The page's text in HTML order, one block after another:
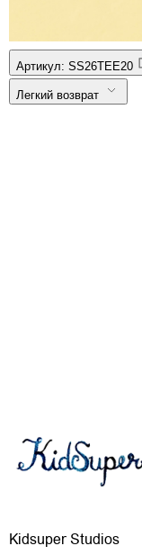
Артикул: SS26TEE20
Легкий возврат
Kidsuper Studios